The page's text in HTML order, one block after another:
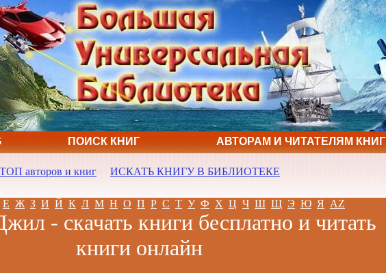
ПОИСК КНИГ АВТОРАМ И ЧИТАТЕЛЯМ КНИГ
ТОП авторов и книг ИСКАТЬ КНИГУ В БИБЛИОТЕКЕ
Е Ж З И Й К Л М Н О П Р С Т У Ф Х Ц Ч Ш Щ Э Ю Я AZ
- скачать книги бесплатно и читать
книги онлайн